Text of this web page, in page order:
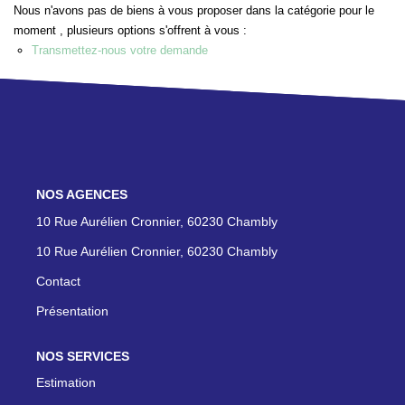
ON RECRUTE !
CONTACT
Nous n'avons pas de biens à vous proposer dans la catégorie pour le
moment , plusieurs options s'offrent à vous :
Transmettez-nous votre demande
NOS AGENCES
10 Rue Aurélien Cronnier, 60230 Chambly
10 Rue Aurélien Cronnier, 60230 Chambly
Contact
Présentation
NOS SERVICES
Estimation